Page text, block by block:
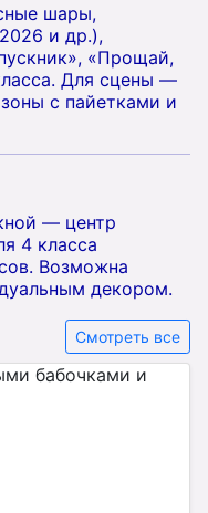
шары,
и др.),
«Прощай,
Для сцены —
с пайетками и
— центр
4 класса
Возможна
декором.
Смотреть все